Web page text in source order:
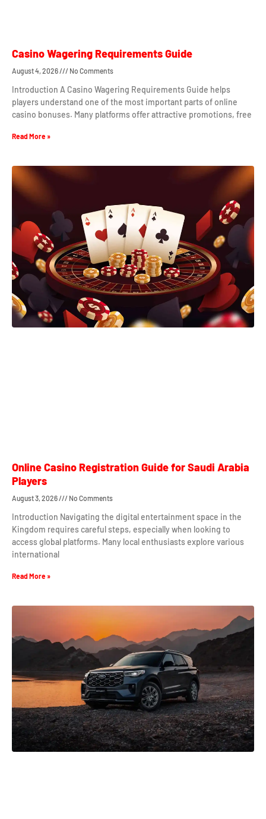
Casino Wagering Requirements Guide
August 4, 2026 No Comments
Introduction A Casino Wagering Requirements Guide helps
players understand one of the most important parts of online
casino bonuses. Many platforms offer attractive promotions, free
Read More »
Online Casino Registration Guide for Saudi Arabia
Players
August 3, 2026 No Comments
Introduction Navigating the digital entertainment space in the
Kingdom requires careful steps, especially when looking to
access global platforms. Many local enthusiasts explore various
international
Read More »